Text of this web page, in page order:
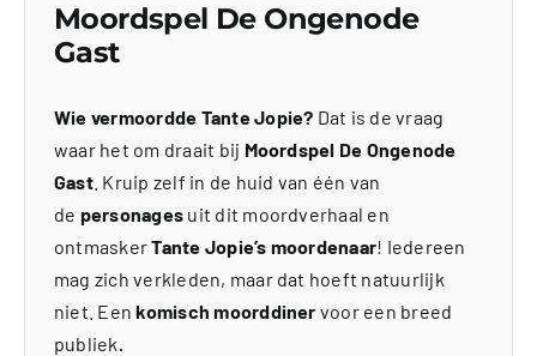
Moordspel De Ongenode
Gast
Wie vermoordde Tante Jopie? Dat is de vraag
waar het om draait bij Moordspel De Ongenode
Gast. Kruip zelf in de huid van één van
de personages uit dit moordverhaal en
ontmaskerTante Jopie’s moordenaar! Iedereen
mag zich verkleden, maar dat hoeft natuurlijk
niet. Eenkomisch moorddiner voor een breed
publiek.